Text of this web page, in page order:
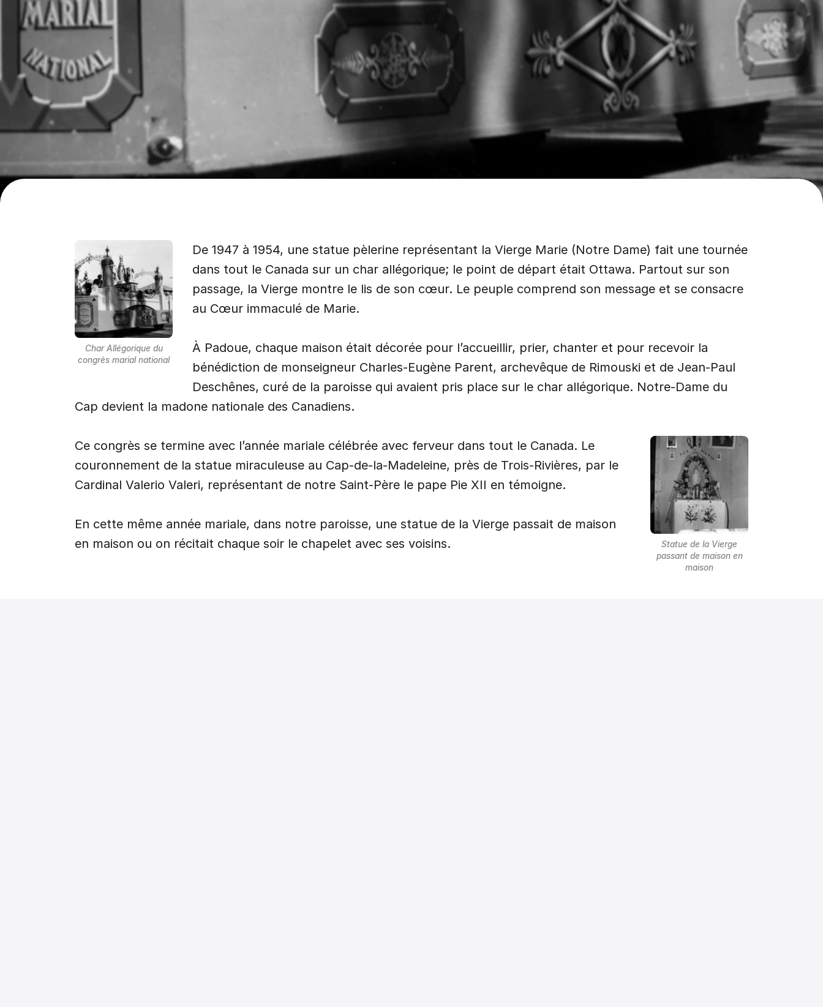
Congrès marial – Année
mariale
Char Allégorique du
congrès marial national
De 1947 à 1954, une statue pèlerine représentant la Vierge Marie (Notre Dame) fait une tournée
dans tout le Canada sur un char allégorique; le point de départ était Ottawa. Partout sur son
passage, la Vierge montre le lis de son cœur. Le peuple comprend son message et se consacre
au Cœur immaculé de Marie.
À Padoue, chaque maison était décorée pour l’accueillir, prier, chanter et pour recevoir la
bénédiction de monseigneur Charles-Eugène Parent, archevêque de Rimouski et de Jean-Paul
Deschênes, curé de la paroisse qui avaient pris place sur le char allégorique. Notre-Dame du
Cap devient la madone nationale des Canadiens.
Statue de la Vierge
passant de maison en
maison
Ce congrès se termine avec l’année mariale célébrée avec ferveur dans tout le Canada. Le
couronnement de la statue miraculeuse au Cap-de-la-Madeleine, près de Trois-Rivières, par le
Cardinal Valerio Valeri, représentant de notre Saint-Père le pape Pie XII en témoigne.
En cette même année mariale, dans notre paroisse, une statue de la Vierge passait de maison
en maison ou on récitait chaque soir le chapelet avec ses voisins.